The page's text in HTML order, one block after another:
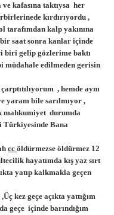
kafasına taktıysa her
kırdırıyordu ,
tarafımdan kalp yakınına
saat sonra kanlar içinde
biri gelip gözlerime baktı
edilmeden gerisin
, hemde aynı
yaram bile sarılmıyor ,
mahkumiyet durumda
Türkiyesinde Bana
cc öldürmezse öldürmez 12
hayatımda kış yaz sırt
yatıp kalkmakla geçen
kez geçe açıkta yattığım
geçe içinde barındığım